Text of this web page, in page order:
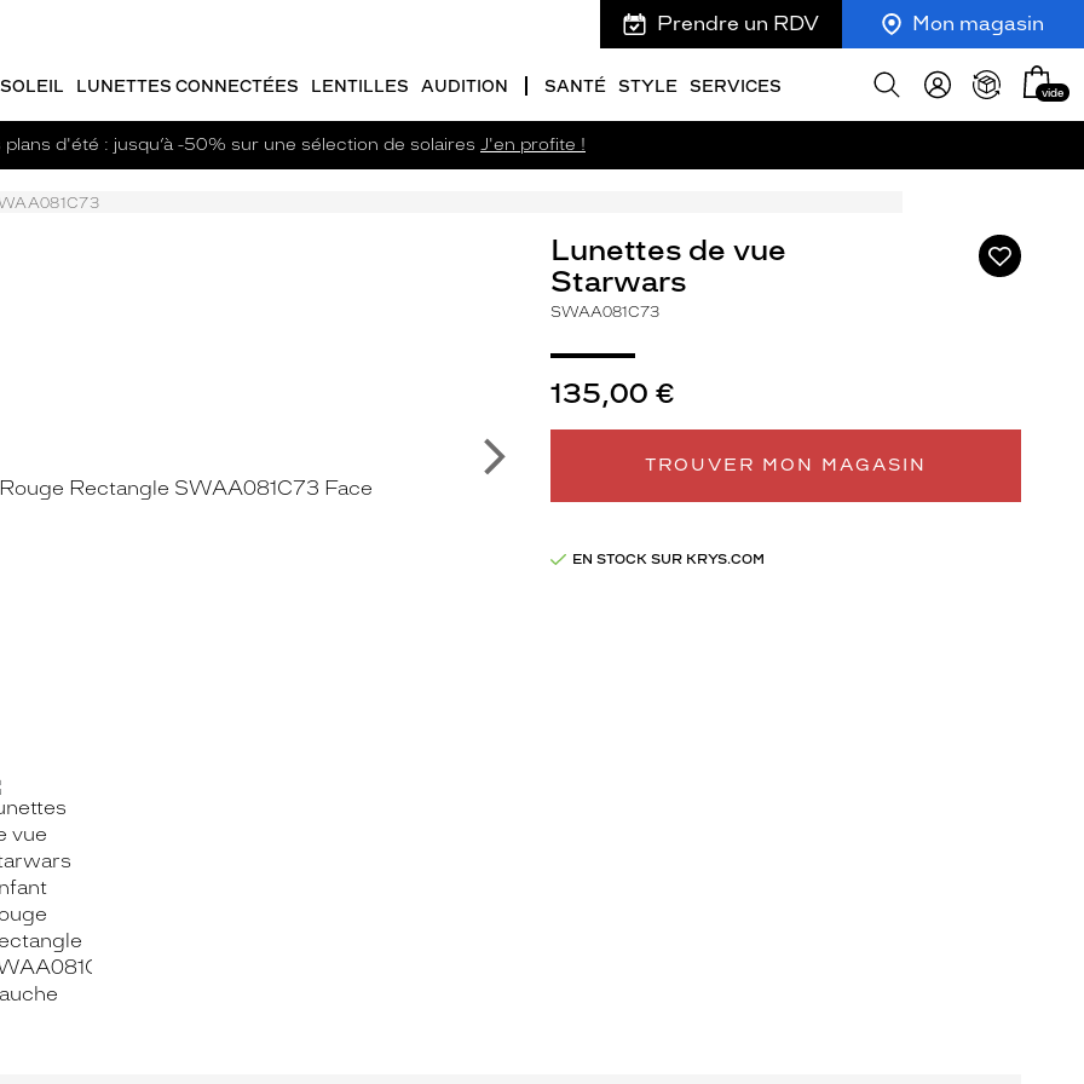
Prendre un RDV Mon magasin
LUNETTES CONNECTÉES LENTILLES AUDITION SANTÉ STYLE SERVICES
Afficher
Mon
panier
vide
plans d'été : jusqu’à -50% sur une sélection de solaires J'en profite !
Ajouter
à
Suivant
Lunettes de vue
Starwars
SWAA081C73
135,00 €
TROUVER MON MAGASIN
EN STOCK SUR KRYS.COM